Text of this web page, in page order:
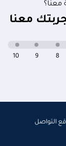
معنا؟
معنا
10 9 8
التواصل